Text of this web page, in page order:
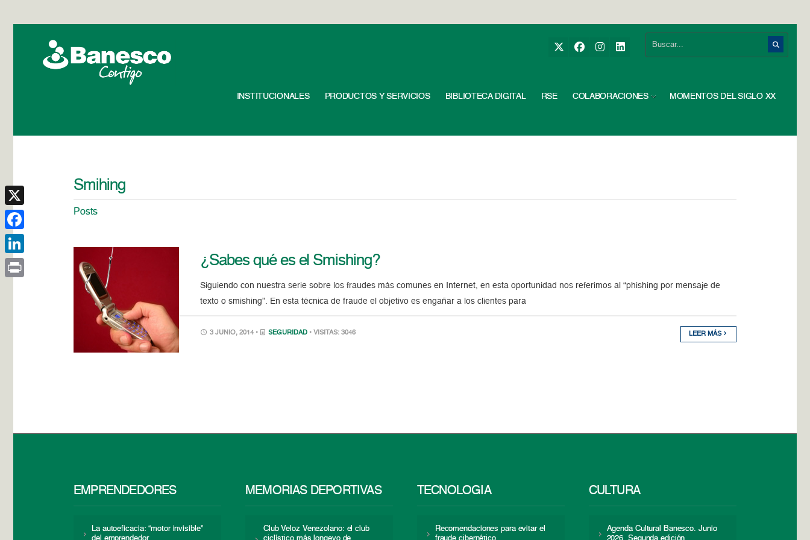
INSTITUCIONALES PRODUCTOS Y SERVICIOS BIBLIOTECA DIGITAL RSE COLABORACIONES MOMENTOS DEL SIGLO XX
Smihing
Posts
¿Sabes qué es el Smishing?
Siguiendo con nuestra serie sobre los fraudes más comunes en Internet, en esta oportunidad nos referimos al “phishing por mensaje de
texto o smishing”. En esta técnica de fraude el objetivo es engañar a los clientes para
3 JUNIO, 2014 • SEGURIDAD • VISITAS: 3046 LEER MÁS
EMPRENDEDORES
La autoeficacia: “motor invisible”
MEMORIAS DEPORTIVAS
Club Veloz Venezolano: el club
TECNOLOGÍA
Recomendaciones para evitar el
CULTURA
Agenda Cultural Banesco. Junio
X
Facebook
LinkedIn